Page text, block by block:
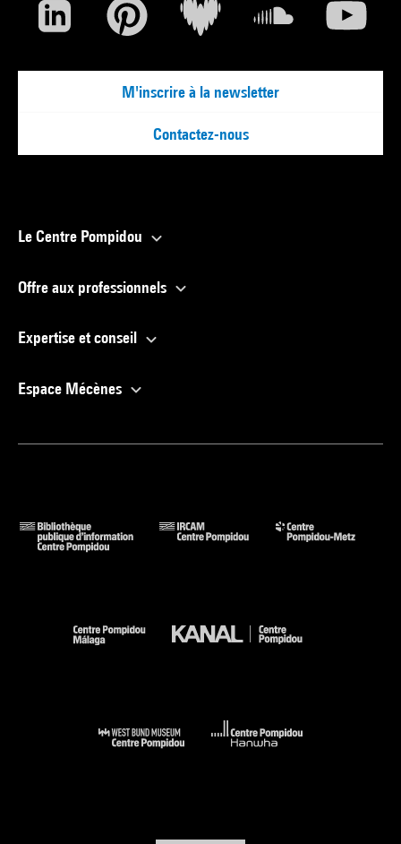
M'inscrire à la newsletter
Contactez-nous
Le Centre Pompidou
Offre aux professionnels
Expertise et conseil
Espace Mécènes